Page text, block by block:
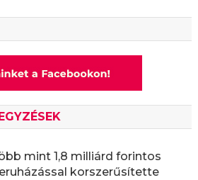
mint 1,8 milliárd forintos
korszerűsítette